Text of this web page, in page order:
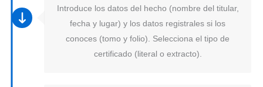
Introduce los datos del hecho (nombre del titular,
fecha y lugar) y los datos registrales si los
conoces (tomo y folio). Selecciona el tipo de
certificado (literal o extracto).